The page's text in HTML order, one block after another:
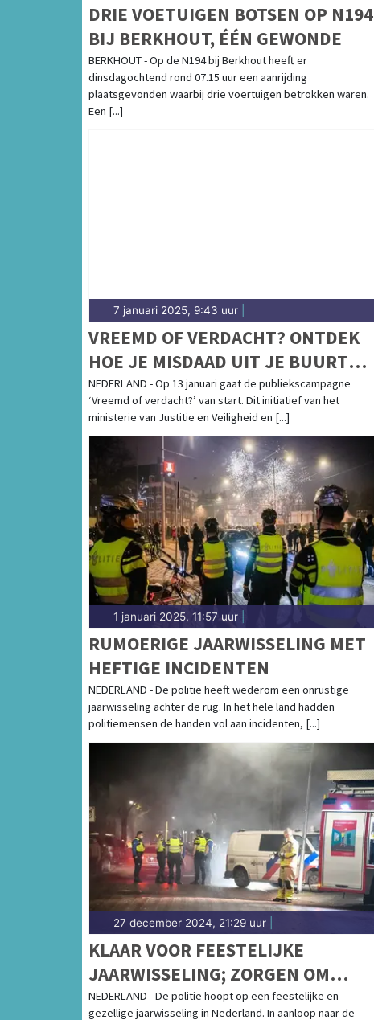
DRIE VOETUIGEN BOTSEN OP N194
BIJ BERKHOUT, ÉÉN GEWONDE
BERKHOUT - Op de N194 bij Berkhout heeft er
dinsdagochtend rond 07.15 uur een aanrijding
plaatsgevonden waarbij drie voertuigen betrokken waren.
Een [...]
7 januari 2025, 9:43 uur
VREEMD OF VERDACHT? ONTDEK
HOE JE MISDAAD UIT JE BUURT
HOUDT
NEDERLAND - Op 13 januari gaat de publiekscampagne
‘Vreemd of verdacht?’ van start. Dit initiatief van het
ministerie van Justitie en Veiligheid en [...]
1 januari 2025, 11:57 uur
RUMOERIGE JAARWISSELING MET
HEFTIGE INCIDENTEN
NEDERLAND - De politie heeft wederom een onrustige
jaarwisseling achter de rug. In het hele land hadden
politiemensen de handen vol aan incidenten, [...]
27 december 2024, 21:29 uur
KLAAR VOOR FEESTELIJKE
JAARWISSELING; ZORGEN OM
JAARLIJKS TERUGKEREND GEWELD
NEDERLAND - De politie hoopt op een feestelijke en
gezellige jaarwisseling in Nederland. In aanloop naar de